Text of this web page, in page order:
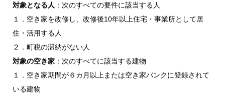
対象となる人 ：次のすべての要件に該当する人
１．空き家を改修し、改修後10年以上住宅・事業所として居
住・活用する人
２．町税の滞納がない人
対象の空き家 ：次のすべてに該当する建物
１．空き家期間が６カ月以上または空き家バンクに登録されて
いる建物